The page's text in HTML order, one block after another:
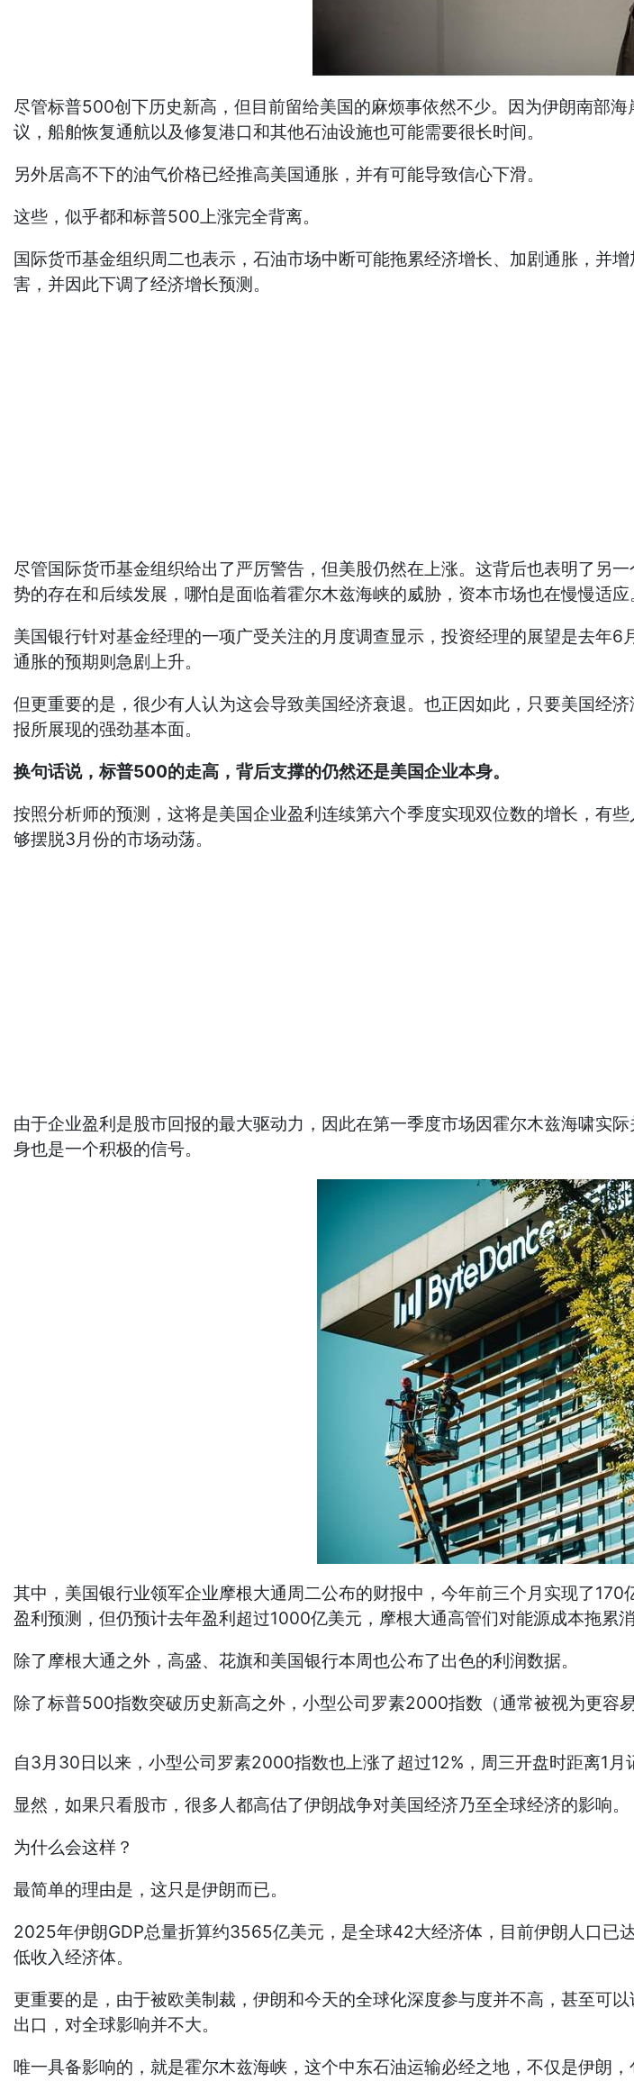
尽管标普500创下历史新高，但目前留给美国的麻烦事依然不少。因为伊朗南部
议，船舶恢复通航以及修复港口和其他石油设施也可能需要很长时间。
另外居高不下的油气价格已经推高美国通胀，并有可能导致信心下滑。
这些，似乎都和标普500上涨完全背离。
国际货币基金组织周二也表示，石油市场中断可能拖累经济增长、加剧通胀，并
害，并因此下调了经济增长预测。
尽管国际货币基金组织给出了严厉警告，但美股仍然在上涨。这背后也表明了另
势的存在和后续发展，哪怕是面临着霍尔木兹海峡的威胁，资本市场也在慢慢适应
美国银行针对基金经理的一项广受关注的月度调查显示，投资经理的展望是去年
通胀的预期则急剧上升。
但更重要的是，很少有人认为这会导致美国经济衰退。也正因如此，只要美国经
报所展现的强劲基本面。
换句话说，标普500的走高，背后支撑的仍然还是美国企业本身。
按照分析师的预测，这将是美国企业盈利连续第六个季度实现双位数的增长，有
够摆脱3月份的市场动荡。
由于企业盈利是股市回报的最大驱动力，因此在第一季度市场因霍尔木兹海啸实
身也是一个积极的信号。
其中，美国银行业领军企业摩根大通周二公布的财报中，今年前三个月实现了
盈利预测，但仍预计去年盈利超过1000亿美元，摩根大通高管们对能源成本拖累
除了摩根大通之外，高盛、花旗和美国银行本周也公布了出色的利润数据。
除了标普500指数突破历史新高之外，小型公司罗素2000指数（通常被视为更容
自3月30日以来，小型公司罗素2000指数也上涨了超过12%，周三开盘时距离1月
显然，如果只看股市，很多人都高估了伊朗战争对美国经济乃至全球经济的影响。
为什么会这样？
最简单的理由是，这只是伊朗而已。
2025年伊朗GDP总量折算约3565亿美元，是全球42大经济体，目前伊朗人口
低收入经济体。
更重要的是，由于被欧美制裁，伊朗和今天的全球化深度参与度并不高，甚至可
出口，对全球影响并不大。
唯一具备影响的，就是霍尔木兹海峡，这个中东石油运输必经之地，不仅是伊朗